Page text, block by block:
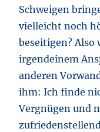
Schweigen
vielleicht noch
beseitigen? Also
irgendeinem
anderen
ihm: Ich finde
Vergnügen und